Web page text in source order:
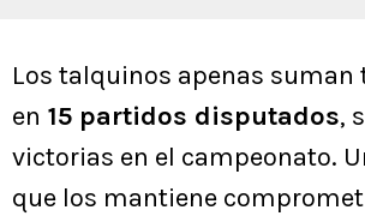
Los talquinos apenas suman
en 15 partidos disputados,
victorias en el campeonato.
que los mantiene